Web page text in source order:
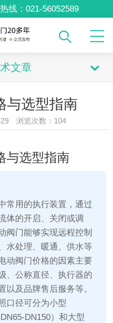
线： 021-56052589
文章
与选型指南
浏览次数： 104
与选型指南
常用的执行装置，通过
体的开启、关闭或调
阀门能够实现远程控制
水处理、暖通、供水等
动阀门价格的因素主要
、公称直径、执行器的
以及品牌售后服务等。
口径可分为小型
）和大型